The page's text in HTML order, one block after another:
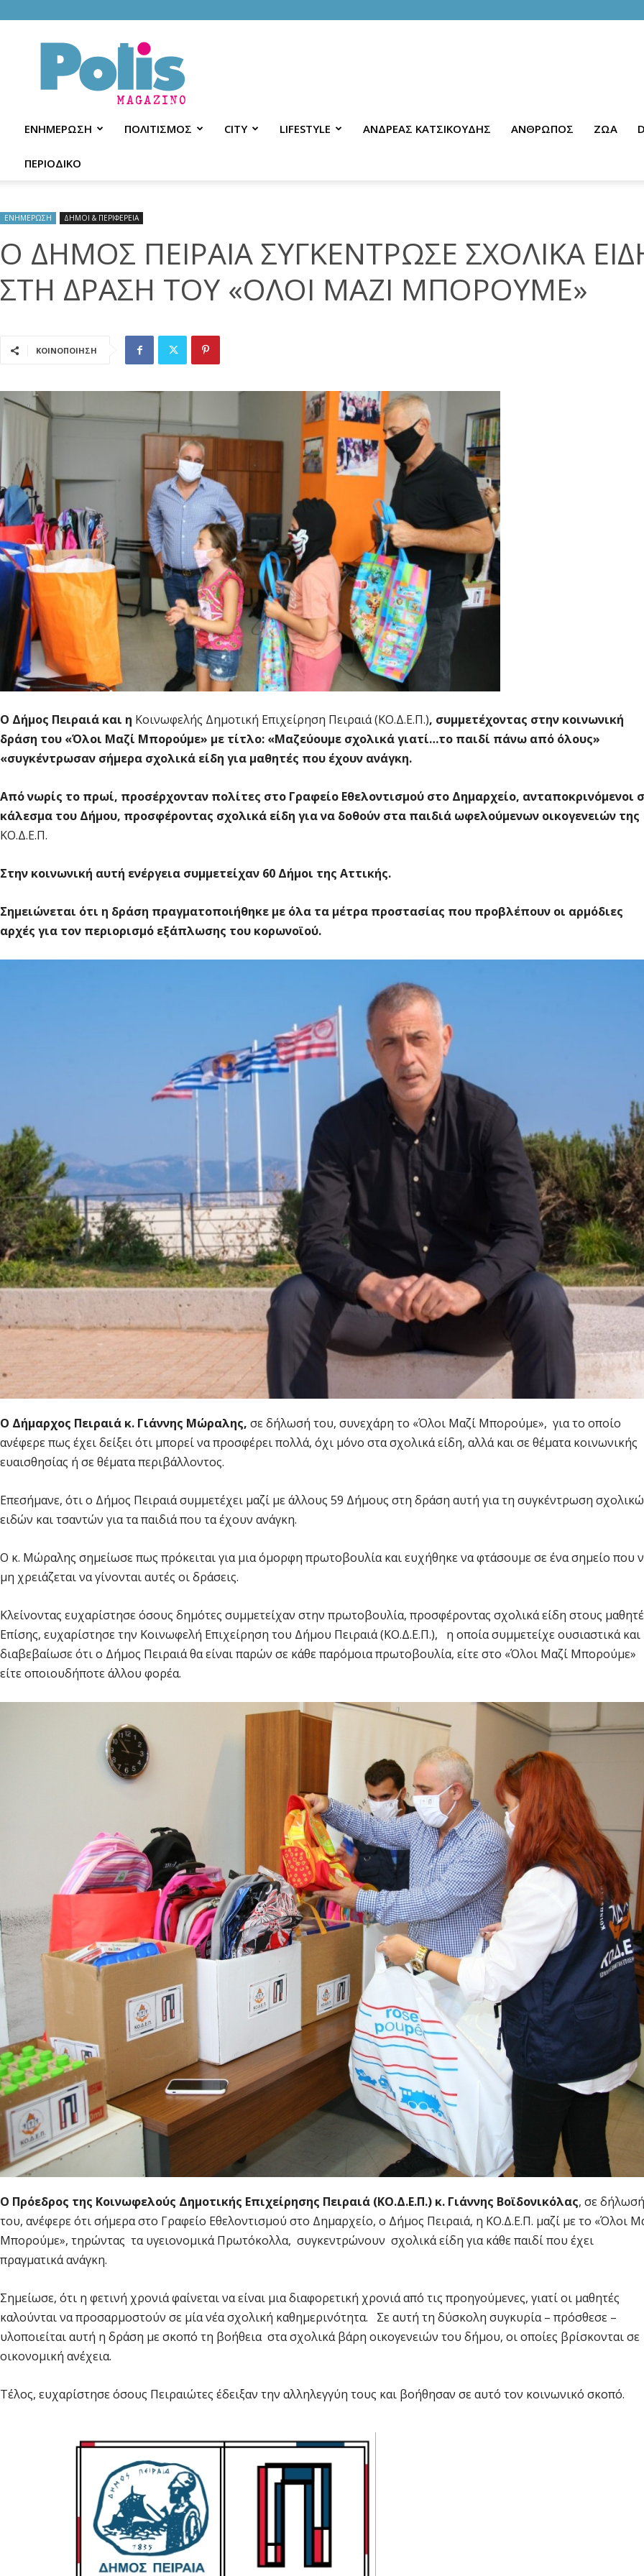
Polis
Magazino
ΕΝΗΜΕΡΩΣΗ ΠΟΛΙΤΙΣΜΟΣ CITY LIFESTYLE ΑΝΔΡΕΑΣ ΚΑΤΣΙΚΟΥΔΗΣ ΑΝΘΡΩΠΟΣ ΖΩΑ
ΠΕΡΙΟΔΙΚΟ
ΕΝΗΜΕΡΩΣΗ ΔΗΜΟΙ & ΠΕΡΙΦΕΡΕΙΑ
Ο ΔΗΜΟΣ ΠΕΙΡΑΙΑ ΣΥΓΚΕΝΤΡΩΣΕ ΣΧΟΛΙΚΑ
ΣΤΗ ΔΡΑΣΗ ΤΟΥ «ΟΛΟΙ ΜΑΖΙ ΜΠΟΡΟΥΜΕ»
ΚΟΙΝΟΠΟΙΗΣΗ
Ο Δήμος Πειραιά και η Κοινωφελής Δημοτική Επιχείρηση Πειραιά (ΚΟ.Δ.Ε.Π.), συμμετέχοντας στην κοινωνική
δράση του «Όλοι Μαζί Μπορούμε» με τίτλο: «Μαζεύουμε σχολικά γιατί…το παιδί πάνω από όλους»
«συγκέντρωσαν σήμερα σχολικά είδη για μαθητές που έχουν ανάγκη.
Από νωρίς το πρωί, προσέρχονταν πολίτες στο Γραφείο Εθελοντισμού στο Δημαρχείο, ανταποκρινόμενοι
κάλεσμα του Δήμου, προσφέροντας σχολικά είδη για να δοθούν στα παιδιά ωφελούμενων οικογενειών της
ΚΟ.Δ.Ε.Π.
Στην κοινωνική αυτή ενέργεια συμμετείχαν 60 Δήμοι της Αττικής.
Σημειώνεται ότι η δράση πραγματοποιήθηκε με όλα τα μέτρα προστασίας που προβλέπουν οι αρμόδιες
αρχές για τον περιορισμό εξάπλωσης του κορωνοϊού.
Ο Δήμαρχος Πειραιά κ. Γιάννης Μώραλης, σε δήλωσή του, συνεχάρη το «Όλοι Μαζί Μπορούμε», για το οποίο
ανέφερε πως έχει δείξει ότι μπορεί να προσφέρει πολλά, όχι μόνο στα σχολικά είδη, αλλά και σε θέματα κοινωνικής
ευαισθησίας ή σε θέματα περιβάλλοντος.
Επεσήμανε, ότι ο Δήμος Πειραιά συμμετέχει μαζί με άλλους 59 Δήμους στη δράση αυτή για τη συγκέντρωση
ειδών και τσαντών για τα παιδιά που τα έχουν ανάγκη.
Ο κ. Μώραλης σημείωσε πως πρόκειται για μια όμορφη πρωτοβουλία και ευχήθηκε να φτάσουμε σε ένα σημείο που
μη χρειάζεται να γίνονται αυτές οι δράσεις.
Κλείνοντας ευχαρίστησε όσους δημότες συμμετείχαν στην πρωτοβουλία, προσφέροντας σχολικά είδη στους
Επίσης, ευχαρίστησε την Κοινωφελή Επιχείρηση του Δήμου Πειραιά (ΚΟ.Δ.Ε.Π.), η οποία συμμετείχε ουσιαστικά και
διαβεβαίωσε ότι ο Δήμος Πειραιά θα είναι παρών σε κάθε παρόμοια πρωτοβουλία, είτε στο «Όλοι Μαζί Μπορούμε»
είτε οποιουδήποτε άλλου φορέα.
Ο Πρόεδρος της Κοινωφελούς Δημοτικής Επιχείρησης Πειραιά (ΚΟ.Δ.Ε.Π.) κ. Γιάννης Βοϊδονικόλας, σε δήλωσή
του, ανέφερε ότι σήμερα στο Γραφείο Εθελοντισμού στο Δημαρχείο, ο Δήμος Πειραιά, η ΚΟ.Δ.Ε.Π. μαζί με το «Όλοι
Μπορούμε», τηρώντας τα υγειονομικά Πρωτόκολλα, συγκεντρώνουν σχολικά είδη για κάθε παιδί που έχει
πραγματικά ανάγκη.
Σημείωσε, ότι η φετινή χρονιά φαίνεται να είναι μια διαφορετική χρονιά από τις προηγούμενες, γιατί οι μαθητές
καλούνται να προσαρμοστούν σε μία νέα σχολική καθημερινότητα. Σε αυτή τη δύσκολη συγκυρία – πρόσθεσε –
υλοποιείται αυτή η δράση με σκοπό τη βοήθεια στα σχολικά βάρη οικογενειών του δήμου, οι οποίες βρίσκονται σε
οικονομική ανέχεια.
Τέλος, ευχαρίστησε όσους Πειραιώτες έδειξαν την αλληλεγγύη τους και βοήθησαν σε αυτό τον κοινωνικό σκοπό.